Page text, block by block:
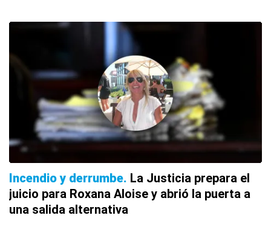
Incendio y derrumbe La Justicia prepara el
juicio para Roxana Aloise y abrió la puerta a
una salida alternativa